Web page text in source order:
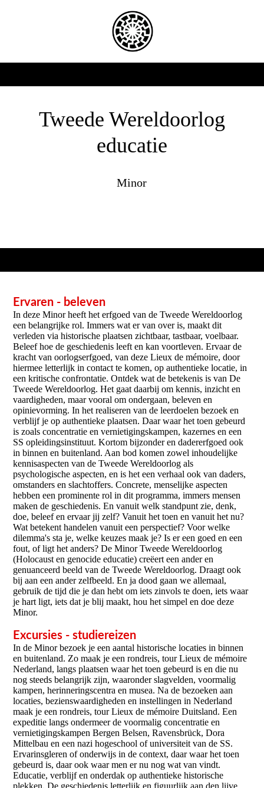
Tweede Wereldoorlog
educatie
Minor
Ervaren - beleven
In deze Minor heeft het erfgoed van de Tweede Wereldoorlog
een belangrijke rol. Immers wat er van over is, maakt dit
verleden via historische plaatsen zichtbaar, tastbaar, voelbaar.
Beleef hoe de geschiedenis leeft en kan voortleven. Ervaar de
kracht van oorlogserfgoed, van deze Lieux de mémoire, door
hiermee letterlijk in contact te komen, op authentieke locatie, in
een kritische confrontatie. Ontdek wat de betekenis is van De
Tweede Wereldoorlog. Het gaat daarbij om kennis, inzicht en
vaardigheden, maar vooral om ondergaan, beleven en
opinievorming. In het realiseren van de leerdoelen bezoek en
verblijf je op authentieke plaatsen. Daar waar het toen gebeurd
is zoals concentratie en vernietigingskampen, kazernes en een
SS opleidingsinstituut. Kortom bijzonder en dadererfgoed ook
in binnen en buitenland. Aan bod komen zowel inhoudelijke
kennisaspecten van de Tweede Wereldoorlog als
psychologische aspecten, en is het een verhaal ook van daders,
omstanders en slachtoffers. Concrete, menselijke aspecten
hebben een prominente rol in dit programma, immers mensen
maken de geschiedenis. En vanuit welk standpunt zie, denk,
doe, beleef en ervaar jij zelf? Vanuit het toen en vanuit het nu?
Wat betekent handelen vanuit een perspectief? Voor welke
dilemma's sta je, welke keuzes maak je? Is er een goed en een
fout, of ligt het anders? De Minor Tweede Wereldoorlog
(Holocaust en genocide educatie) creëert een ander en
genuanceerd beeld van de Tweede Wereldoorlog. Draagt ook
bij aan een ander zelfbeeld. En ja dood gaan we allemaal,
gebruik de tijd die je dan hebt om iets zinvols te doen, iets waar
je hart ligt, iets dat je blij maakt, hou het simpel en doe deze
Minor.
Excursies - studiereizen
In de Minor bezoek je een aantal historische locaties in binnen
en buitenland. Zo maak je een rondreis, tour Lieux de mémoire
Nederland, langs plaatsen waar het toen gebeurd is en die nu
nog steeds belangrijk zijn, waaronder slagvelden, voormalig
kampen, herinneringscentra en musea. Na de bezoeken aan
locaties, bezienswaardigheden en instellingen in Nederland
maak je een rondreis, tour Lieux de mémoire Duitsland. Een
expeditie langs ondermeer de voormalig concentratie en
vernietigingskampen Bergen Belsen, Ravensbrück, Dora
Mittelbau en een nazi hogeschool of universiteit van de SS.
Ervarinsgleren of onderwijs in de context, daar waar het toen
gebeurd is, daar ook waar men er nu nog wat van vindt.
Educatie, verblijf en onderdak op authentieke historische
plekken. De geschiedenis letterlijk en figuurlijk aan den lijve